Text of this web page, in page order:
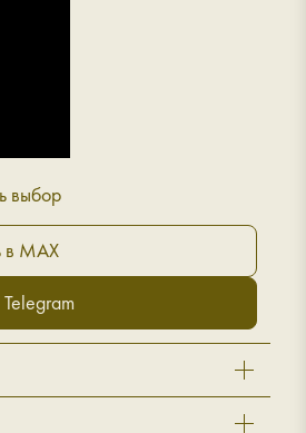
выбор
в MAX